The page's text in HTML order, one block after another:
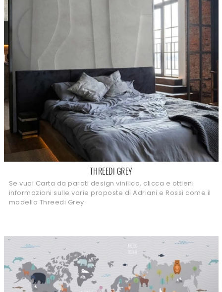
THREEDI GREY
Se vuoi Carta da parati design vinilica, clicca e ottieni
informazioni sulle varie proposte di Adriani e Rossi come il
modello Threedi Grey.